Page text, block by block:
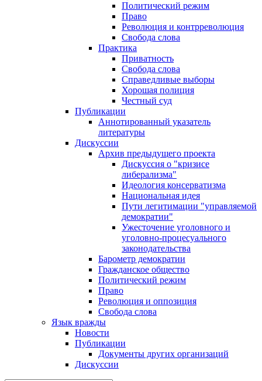
Политический режим
Право
Революция и контрреволюция
Свобода слова
Практика
Приватность
Свобода слова
Справедливые выборы
Хорошая полиция
Честный суд
Публикации
Аннотированный указатель
литературы
Дискуссии
Архив предыдущего проекта
Дискуссия о "кризисе
либерализма"
Идеология консерватизма
Национальная идея
Пути легитимации "управляемой
демократии"
Ужесточение уголовного и
уголовно-процесуального
законодательства
Барометр демократии
Гражданское общество
Политический режим
Право
Революция и оппозиция
Свобода слова
Язык вражды
Новости
Публикации
Документы других организаций
Дискуссии